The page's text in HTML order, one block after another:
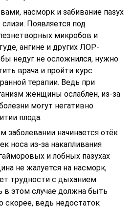
насморк и забивание пазух
Появляется под
микробов и
ангине и других ЛОР-
недуг не осложнился, нужно
врача и пройти курс
терапии. Ведь при
женщины ослаблен, из-за
могут негативно
плода.
заболевании начинается отёк
носа из-за накапливания
и лобных пазухах
не жалуется на насморк,
трудности с дыханием.
в этом случае должна быть
скорее, ведь недостаток